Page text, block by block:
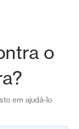
o
em ajudá-lo